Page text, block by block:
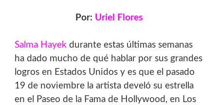
Por: Uriel Flores
Salma Hayek durante estas últimas semanas
ha dado mucho de qué hablar por sus grandes
logros en Estados Unidos y es que el pasado
19 de noviembre la artista develó su estrella
en el Paseo de la Fama de Hollywood, en Los